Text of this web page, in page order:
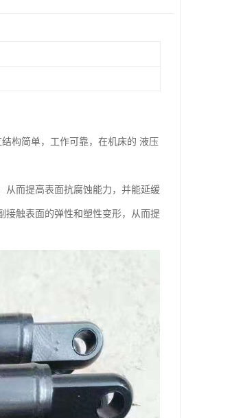
构简单，工作可靠，在机床的 液压
从而提高表面抗腐蚀能力，并能延缓
接触表面的弹性和塑性变形，从而提